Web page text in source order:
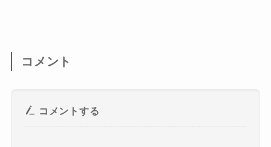
コメント
コメントする